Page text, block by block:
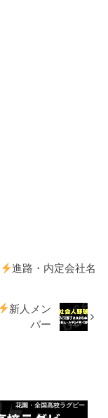
進路・内定会社名
新人メン
バー
花園・全国高校ラグビー